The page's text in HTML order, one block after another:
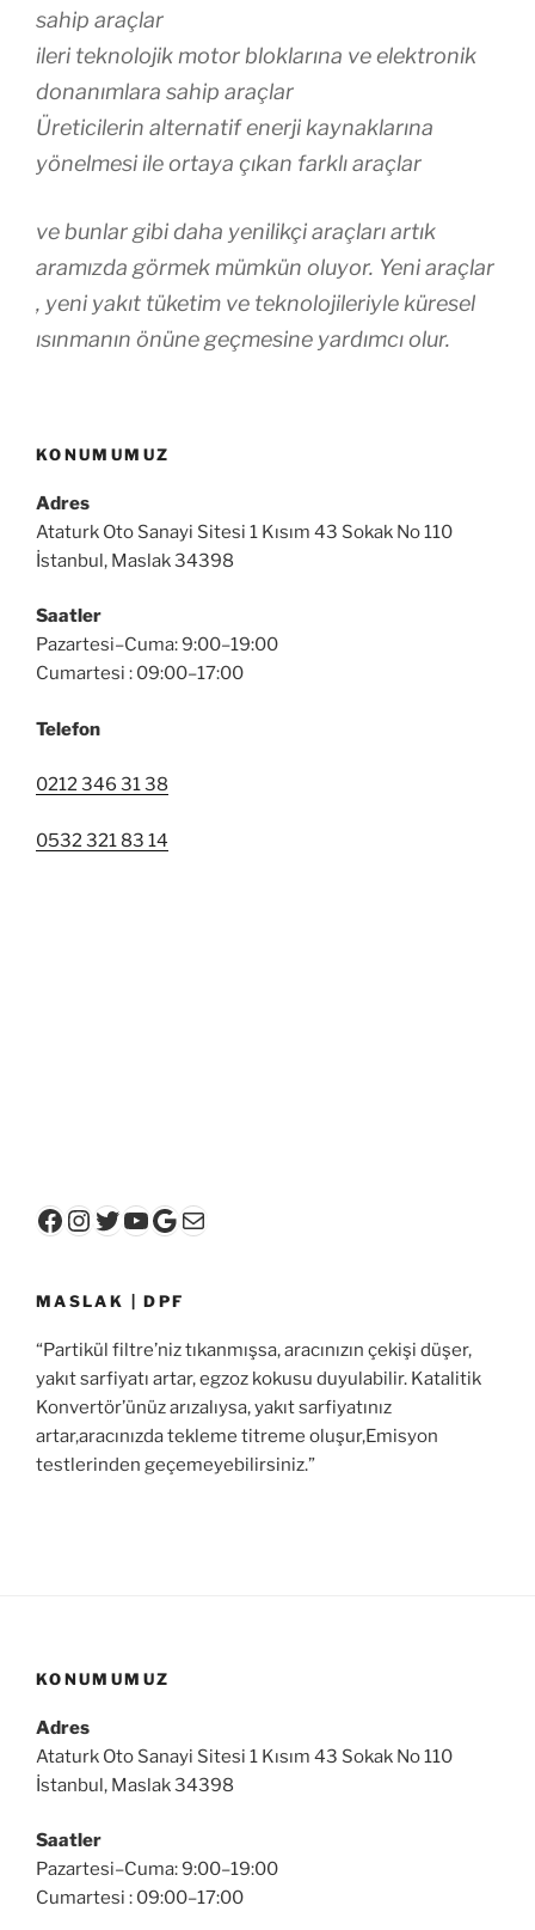
sahip araçlar
ileri teknolojik motor bloklarına ve elektronik
donanımlara sahip araçlar
Üreticilerin alternatif enerji kaynaklarına
yönelmesi ile ortaya çıkan farklı araçlar
ve bunlar gibi daha yenilikçi araçları artık
aramızda görmek mümkün oluyor. Yeni araçlar
, yeni yakıt tüketim ve teknolojileriyle küresel
ısınmanın önüne geçmesine yardımcı olur.
KONUMUMUZ
Adres
Ataturk Oto Sanayi Sitesi 1 Kısım 43 Sokak No 110
İstanbul, Maslak 34398
Saatler
Pazartesi–Cuma: 9:00–19:00
Cumartesi : 09:00–17:00
Telefon
0212 346 31 38
0532 321 83 14
Facebook
Instagram
Twitter
YouTube
Google
E-posta
MASLAK | DPF
“Partikül filtre’niz tıkanmışsa, aracınızın çekişi düşer,
yakıt sarfiyatı artar, egzoz kokusu duyulabilir. Katalitik
Konvertör’ünüz arızalıysa, yakıt sarfiyatınız
artar,aracınızda tekleme titreme oluşur,Emisyon
testlerinden geçemeyebilirsiniz.”
KONUMUMUZ
Adres
Ataturk Oto Sanayi Sitesi 1 Kısım 43 Sokak No 110
İstanbul, Maslak 34398
Saatler
Pazartesi–Cuma: 9:00–19:00
Cumartesi : 09:00–17:00